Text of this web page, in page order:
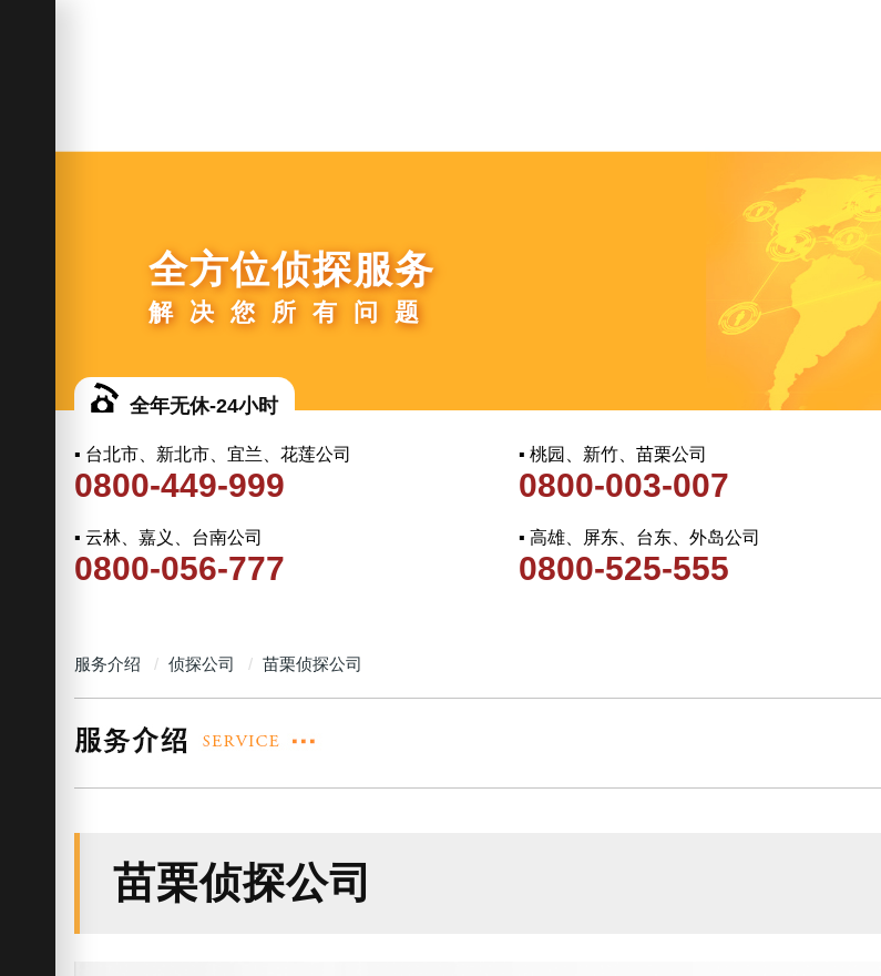
全方位侦探服务
解决您所有问题
全年无休-24小时
▪ 台北市、新北市、宜兰、花莲公司
0800-449-999
▪ 桃园、新竹、苗栗公司
0800-003-007
▪ 云林、嘉义、台南公司
0800-056-777
▪ 高雄、屏东、台东、外岛公司
0800-525-555
服务介绍 侦探公司 苗栗侦探公司
苗栗侦探公司